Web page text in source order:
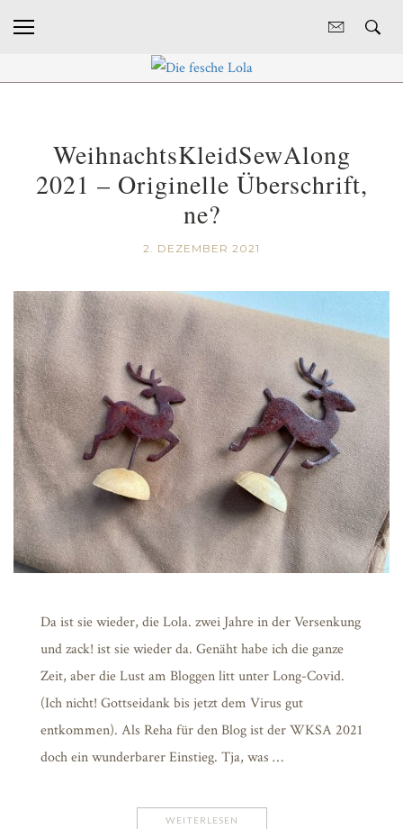
WeihnachtsKleidSewAlong
2021 – Originelle Überschrift,
ne?
2. DEZEMBER 2021
Da ist sie wieder, die Lola. zwei Jahre in der Versenkung
und zack! ist sie wieder da. Genäht habe ich die ganze
Zeit, aber die Lust am Bloggen litt unter Long-Covid.
(Ich nicht! Gottseidank bis jetzt dem Virus gut
entkommen). Als Reha für den Blog ist der WKSA 2021
doch ein wunderbarer Einstieg. Tja, was …
WEITERLESEN